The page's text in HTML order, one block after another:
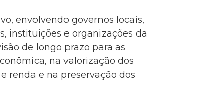
envolvendo governos locais,
instituições e organizações da
de longo prazo para as
na valorização dos
renda e na preservação dos